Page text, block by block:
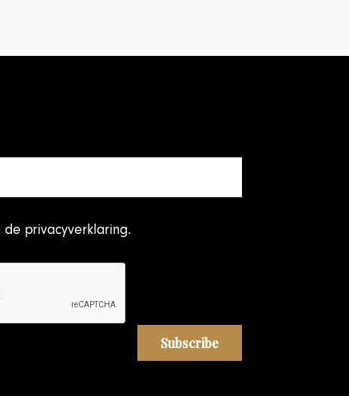
de privacyverklaring.